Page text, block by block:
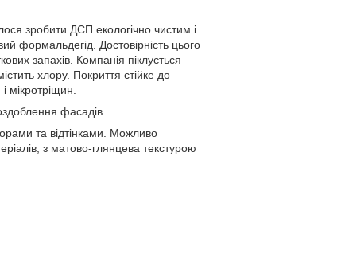
зробити ДСП екологічно чистим і
формальдегід. Достовірність цього
запахів. Компанія піклується
хлору. Покриття стійке до
мікротріщин.
фасадів.
та відтінками. Можливо
з матово-глянцева текстурою